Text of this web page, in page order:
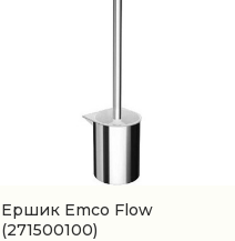
Ершик Emco Flow
(271500100)